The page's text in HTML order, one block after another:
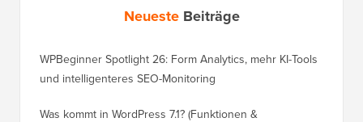
Neueste Beiträge
WPBeginner Spotlight 26: Form Analytics, mehr KI-Tools
und intelligenteres SEO-Monitoring
Was kommt in WordPress 7.1? (Funktionen &